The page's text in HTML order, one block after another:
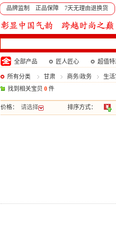
品牌监制 正品保障 7天无理由退换货
全部产品 匠人匠心 超值
所有分类 甘肃 商务/政务
生
找到相关宝贝 0 件
价格： 请选择 排序方式：